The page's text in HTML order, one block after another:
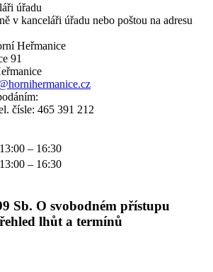
úřadu
v kanceláři úřadu nebo poštou na adresu
Heřmanice
91
čísle: 465 391 212
13:00 – 16:30
13:00 – 16:30
Sb. O svobodném přístupu
lhůt a termínů